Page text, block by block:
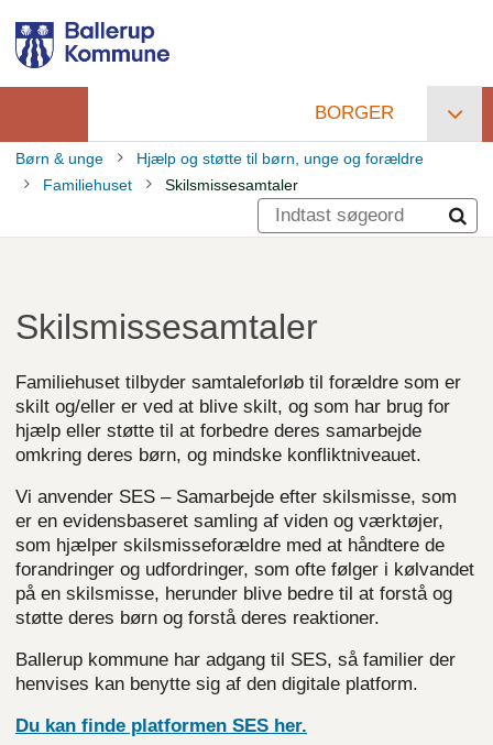
hovedindhold
Primær
navigation
BORGER
Brødkrumme
Børn & unge
Hjælp og støtte til børn, unge og forældre
Familiehuset
Skilsmissesamtaler
Skilsmissesamtaler
Familiehuset tilbyder samtaleforløb til forældre som er
skilt og/eller er ved at blive skilt, og som har brug for
hjælp eller støtte til at forbedre deres samarbejde
omkring deres børn, og mindske konfliktniveauet.
Vi anvender SES – Samarbejde efter skilsmisse, som
er en evidensbaseret samling af viden og værktøjer,
som hjælper skilsmisseforældre med at håndtere de
forandringer og udfordringer, som ofte følger i kølvandet
på en skilsmisse, herunder blive bedre til at forstå og
støtte deres børn og forstå deres reaktioner.
Ballerup kommune har adgang til SES, så familier der
henvises kan benytte sig af den digitale platform.
Du kan finde platformen SES her.